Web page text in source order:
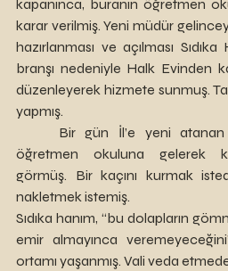
kapanınca, buranın öğretmen
karar verilmiş. Yeni müdür
hazırlanması ve açılması Sıdıka
branşı nedeniyle Halk Evinden
düzenleyerek hizmete sunmuş.
yapmış.
öğretmen okuluna gelerek
görmüş. Bir kaçını kurmak
nakletmek istemiş.
Sıdıka hanım, “bu dolapların
emir almayınca
ortamı yaşanmış. Vali veda